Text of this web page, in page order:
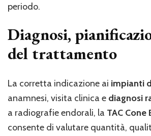
periodo.
Diagnosi,
del trattamento
La corretta indicazione ai impianti
anamnesi, visita clinica e diagnosi
a radiografie endorali, la TAC Cone
consente di valutare quantità,